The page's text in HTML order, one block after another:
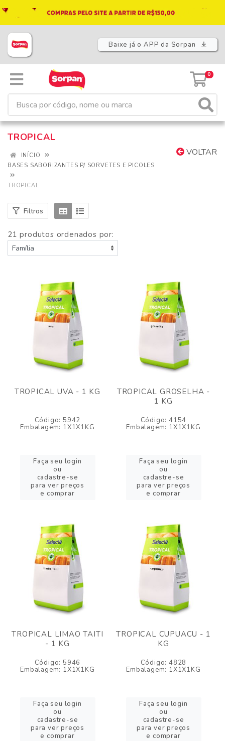
Baixe já o APP da Sorpan
0
TROPICAL
VOLTAR
INÍCIO
BASES SABORIZANTES P/ SORVETES E PICOLES
TROPICAL
Filtros
21 produtos ordenados por:
TROPICAL UVA - 1 KG
Código: 5942
Embalagem: 1X1X1KG
Faça seu login
ou
cadastre-se
para ver preços
e comprar
TROPICAL GROSELHA -
1 KG
Código: 4154
Embalagem: 1X1X1KG
Faça seu login
ou
cadastre-se
para ver preços
e comprar
TROPICAL LIMAO TAITI
- 1 KG
Código: 5946
Embalagem: 1X1X1KG
Faça seu login
ou
cadastre-se
para ver preços
e comprar
TROPICAL CUPUACU - 1
KG
Código: 4828
Embalagem: 1X1X1KG
Faça seu login
ou
cadastre-se
para ver preços
e comprar